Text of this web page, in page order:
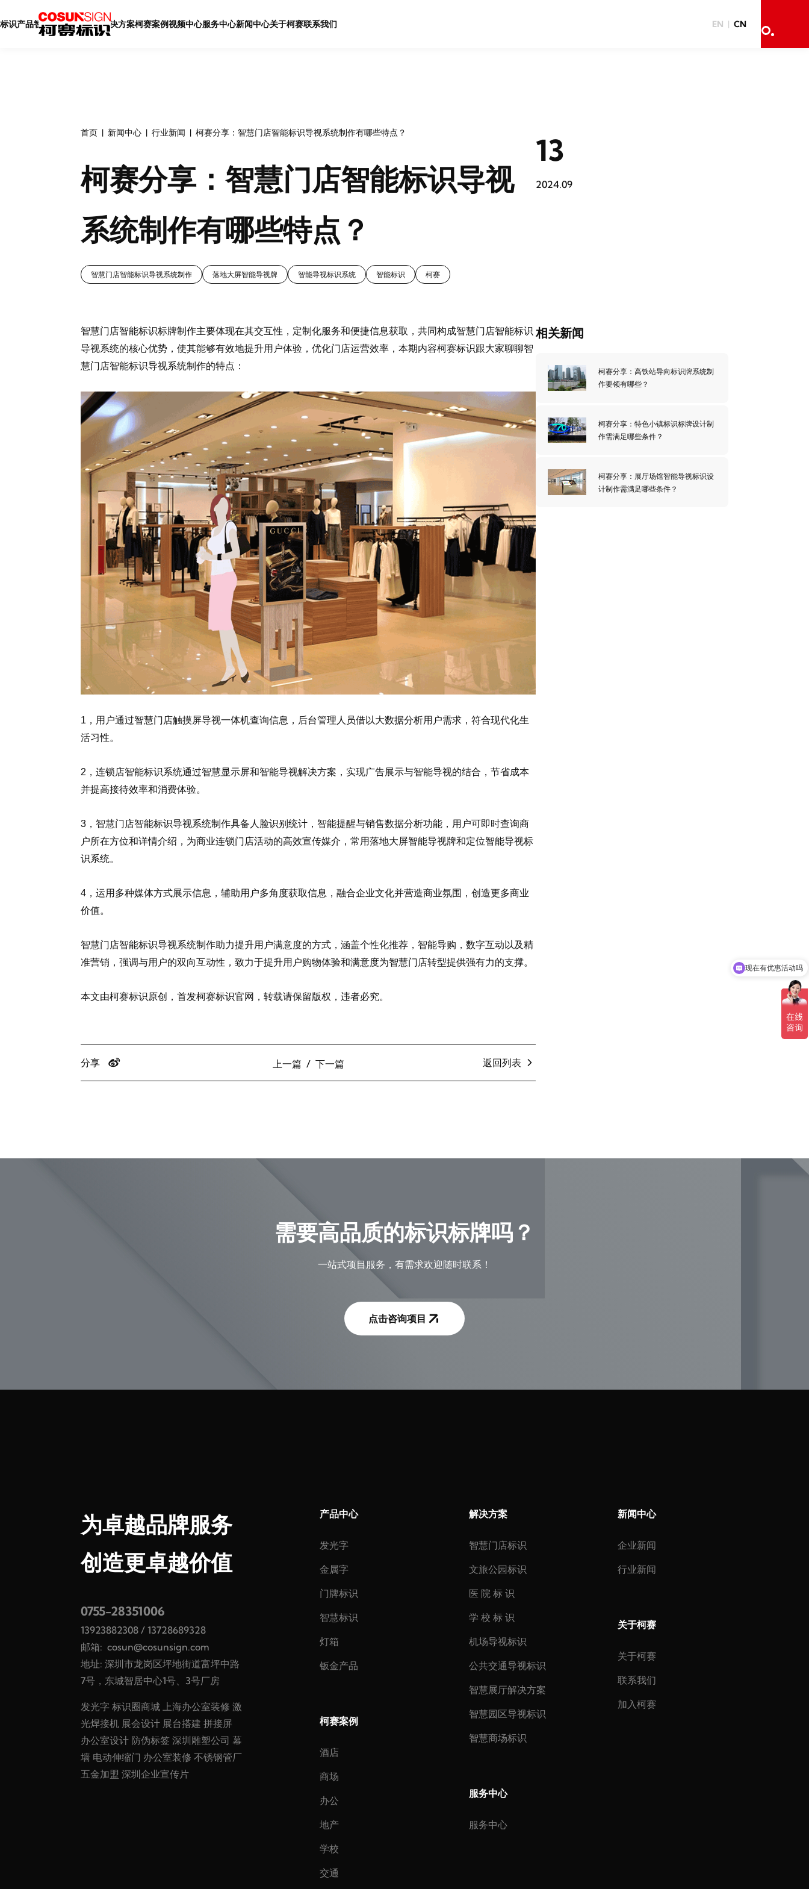
标识产品智慧标识智慧展厅解决方案柯赛案例视频中心服务中心新闻中心关于柯赛联系我们 EN CN
首页 新闻中心 行业新闻 柯赛分享：智慧门店智能标识导视系统制作有哪些特点？
柯赛分享：智慧门店智能标识导视
系统制作有哪些特点？
智慧门店智能标识导视系统制作 落地大屏智能导视牌 智能导视标识系统 智能标识 柯赛
13
2024.09
智慧门店智能标识标牌制作主要体现在其交互性，定制化服务和便捷信息获取，共同构成智慧门店智能标识
导视系统的核心优势，使其能够有效地提升用户体验，优化门店运营效率，本期内容柯赛标识跟大家聊聊智
慧门店智能标识导视系统制作的特点：
1，用户通过智慧门店触摸屏导视一体机查询信息，后台管理人员借以大数据分析用户需求，符合现代化生
活习性。
2，连锁店智能标识系统通过智慧显示屏和智能导视解决方案，实现广告展示与智能导视的结合，节省成本
并提高接待效率和消费体验。
3，智慧门店智能标识导视系统制作具备人脸识别统计，智能提醒与销售数据分析功能，用户可即时查询商
户所在方位和详情介绍，为商业连锁门店活动的高效宣传媒介，常用落地大屏智能导视牌和定位智能导视标
识系统。
4，运用多种媒体方式展示信息，辅助用户多角度获取信息，融合企业文化并营造商业氛围，创造更多商业
价值。
智慧门店智能标识导视系统制作助力提升用户满意度的方式，涵盖个性化推荐，智能导购，数字互动以及精
准营销，强调与用户的双向互动性，致力于提升用户购物体验和满意度为智慧门店转型提供强有力的支撑。
本文由柯赛标识原创，首发柯赛标识官网，转载请保留版权，违者必究。
分享 上一篇 下一篇 返回列表
相关新闻
柯赛分享：高铁站导向标识牌系统制
作要领有哪些？
柯赛分享：特色小镇标识标牌设计制
作需满足哪些条件？
柯赛分享：展厅场馆智能导视标识设
计制作需满足哪些条件？
需要高品质的标识标牌吗？
一站式项目服务，有需求欢迎随时联系！
点击咨询项目
为卓越品牌服务
创造更卓越价值
0755-28351006
13923882308 /13728689328
邮箱:cosun@cosunsign.com
地址: 深圳市龙岗区坪地街道富坪中路
7号，东城智居中心1号、3号厂房
发光字 标识圈商城 上海办公室装修 激
光焊接机 展会设计 展台搭建 拼接屏
办公室设计 防伪标签 深圳雕塑公司 幕
墙 电动伸缩门 办公室装修 不锈钢管厂
五金加盟 深圳企业宣传片
产品中心
发光字
金属字
门牌标识
智慧标识
灯箱
钣金产品
柯赛案例
酒店
商场
办公
地产
学校
交通
解决方案
智慧门店标识
文旅公园标识
医 院 标 识
学 校 标 识
机场导视标识
公共交通导视标识
智慧展厅解决方案
智慧园区导视标识
智慧商场标识
服务中心
服务中心
新闻中心
企业新闻
行业新闻
关于柯赛
关于柯赛
联系我们
加入柯赛
现在有优惠活动吗